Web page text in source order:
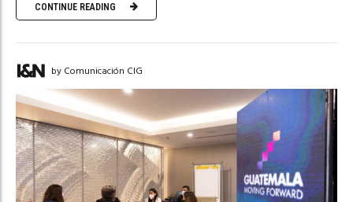
CONTINUE READING
by Comunicación CIG